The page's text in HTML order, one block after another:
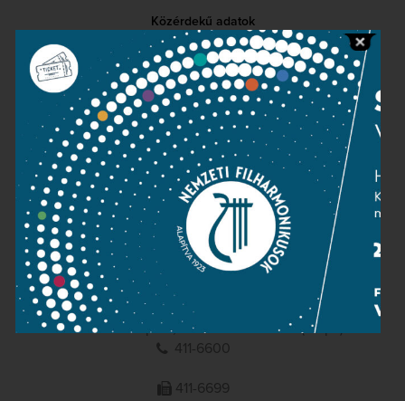
Közérdekű adatok
Sajtószoba
Adatvédelem
Impresszum
NEMZETI
FILHARMONIKUSOK
1095 Budapest, Komor Marcell u. 1. (Müpa)
411-6600
411-6699